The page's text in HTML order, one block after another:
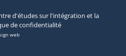
d'études sur l'intégration et la
de confidentialité
web